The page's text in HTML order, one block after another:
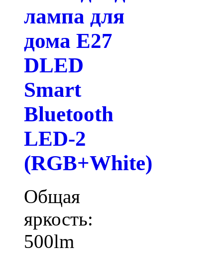
лампа для
дома E27
DLED
Smart
Bluetooth
LED-2
(RGB+White)
Общая
яркость:
500lm